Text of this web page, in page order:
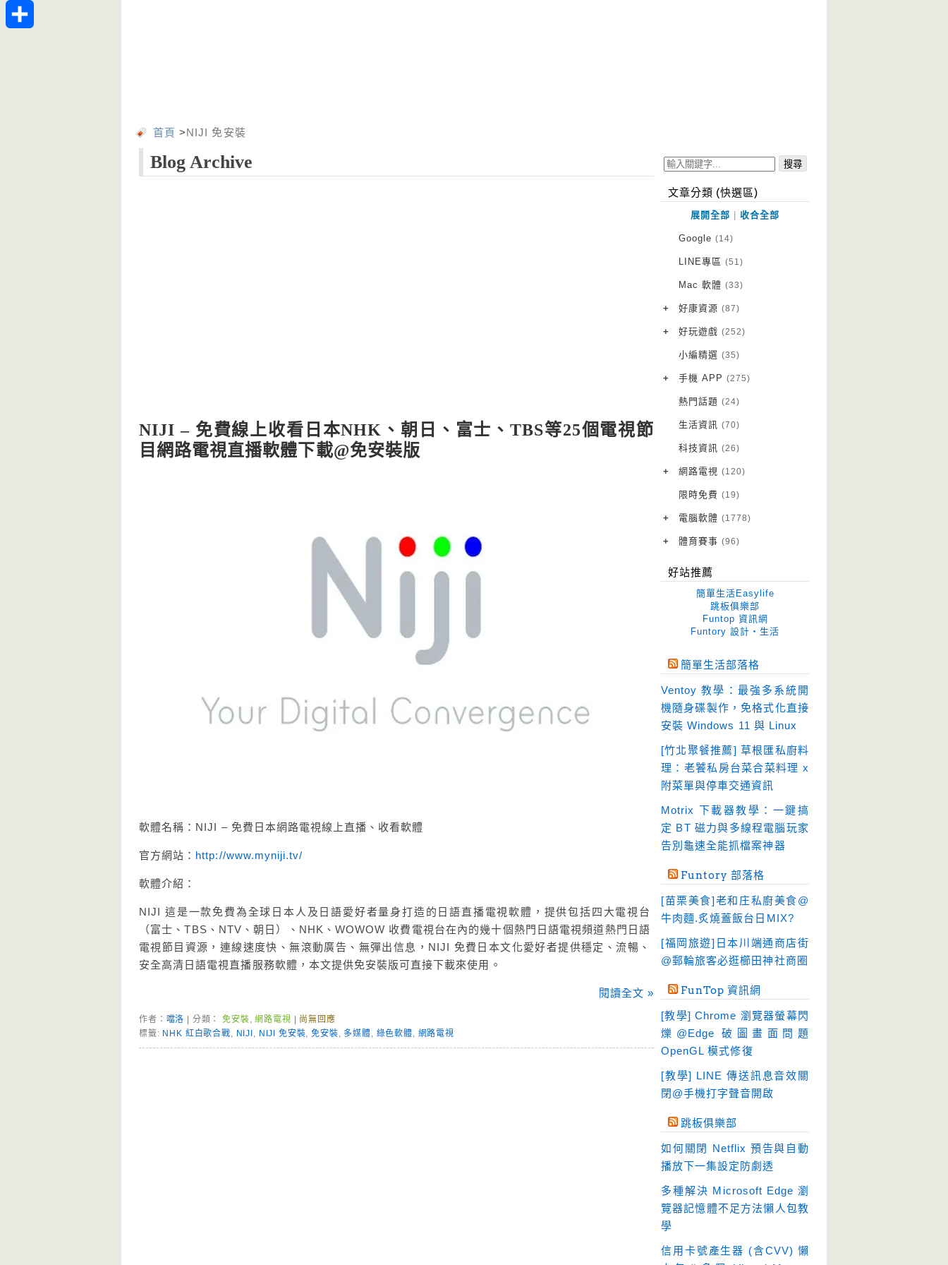
首頁 >NIJI 免安裝
Blog Archive
NIJI – 免費線上收看日本NHK、朝日、富士、TBS等25個電視節
目網路電視直播軟體下載@免安裝版
軟體名稱：NIJI – 免費日本網路電視線上直播、收看軟體
官方網站： http://www.myniji.tv/
軟體介紹：
NIJI 這是一款免費為全球日本人及日語愛好者量身打造的日語直播電視軟體，提供包括四大電視台
（富士、TBS、NTV、朝日）、NHK、WOWOW 收費電視台在內的幾十個熱門日語電視頻道熱門日語
電視節目資源，連線速度快、無滾動廣告、無彈出信息，NIJI 免費日本文化愛好者提供穩定、流暢、
安全高清日語電視直播服務軟體，本文提供免安裝版可直接下載來使用。
閱讀全文 »
作者： 噹洛 | 分類：免安裝,網路電視
尚無回應
標籤: NHK 紅白歌合戰, NIJI , NIJI 免安裝,免安裝, 多媒體, 綠色軟體, 網路電視
文章分類 (快選區)
展開全部 收合全部
Google (14)
LINE專區 (51)
Mac 軟體 (33)
+ 好康資源 (87)
VPN 翻牆
免費資源
字體下載
網站推薦
+ 好玩遊戲 (252)
Android 遊戲
iOS 遊戲
網頁遊戲
電腦遊戲
小編精選 (35)
+ 手機 APP (275)
Android 軟體
iOS 軟體
Root 相關
越獄JB
熱門話題 (24)
生活資訊 (70)
科技資訊 (26)
+ 網路電視 (120)
電視影集
電視節目
限時免費 (19)
+ 電腦軟體 (1778)
作業系統
優化軟體 (38)
光碟工具 (33)
免安裝 (641)
即時通訊 (23)
壓縮軟體 (9)
安全防護 (55)
影音播放 (51)
影音轉檔 (81)
教育學習 (23)
文書工具 (91)
畫面擷取 (36)
看圖程式 (17)
硬碟工具 (64)
系統工具 (242)
(188)
翻譯軟體 (3)
輸入法 (4)
+ 體育賽事 (96)
好站推薦
簡單生活Easylife
跳板俱樂部
Funtop 資訊網
Funtory 設計‧生活
簡單生活部落格
Ventoy 教學：最強多系統開
機隨身碟製作，免格式化直接
安裝 Windows 11 與 Linux
[竹北聚餐推薦] 草根匯私廚料
理：老饕私房台菜合菜料理 x
附菜單與停車交通資訊
Motrix 下載器教學：一鍵搞
定 BT 磁力與多線程電腦玩家
告別龜速全能抓檔案神器
Funtory 部落格
[苗栗美食]老和庄私廚美食@
牛肉麵.炙燒蓋飯台日MIX?
[福岡旅遊]日本川端通商店街
@郵輪旅客必逛櫛田神社商圈
FunTop 資訊網
[教學] Chrome 瀏覽器螢幕閃
爍@Edge 破圖畫面問題
OpenGL 模式修復
[教學] LINE 傳送訊息音效關
閉@手機打字聲音開啟
跳板俱樂部
如何關閉 Netflix 預告與自動
播放下一集設定防劇透
多種解決 Microsoft Edge 瀏
覽器記憶體不足方法懶人包教
學
信用卡號產生器 (含CVV) 懶
Telegram